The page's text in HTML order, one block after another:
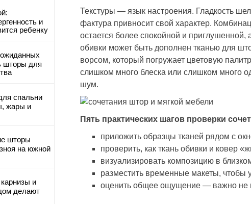
и
ребенку
шторы для
спальни
жары и
шторы
на южной
и
делают
Текстуры — язык настроения. Гладкость
фактура привносит свой характер.
остается более спокойной и
обивки может быть дополнен тканью для
ворсом, который погружает цветовую
слишком много блеска или слишком много
шум.
Пять практических шагов проверки
приложить образцы тканей рядом с
проверить, как ткань обивки и ковер
визуализировать композицию в
разместить временные макеты, чтобы
оценить общее ощущение — важно не